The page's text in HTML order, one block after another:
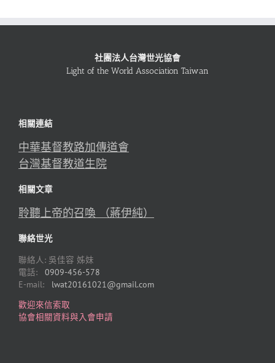
社團法人台灣世光協會
Light of the World Association Taiwan
相關連結
中華基督教路加傳道會
台灣基督教道生院
相關文章
聆聽上帝的召喚 （蔣伊純）
聯絡世光
聯絡人: 吳佳容 姊妹
電話: 0909-456-578
E-mail: lwat20161021@gmail.com
歡迎來信索取
協會相關資料與入會申請